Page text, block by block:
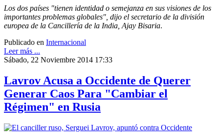
Los dos países "tienen identidad o semejanza en sus visiones de los
importantes problemas globales", dijo el secretario de la división
europea de la Cancillería de la India, Ajay Bisaria.
Publicado en Internacional
Leer más ...
Sábado, 22 Noviembre 2014 17:33
Lavrov Acusa a Occidente de Querer
Generar Caos Para "Cambiar el
Régimen" en Rusia